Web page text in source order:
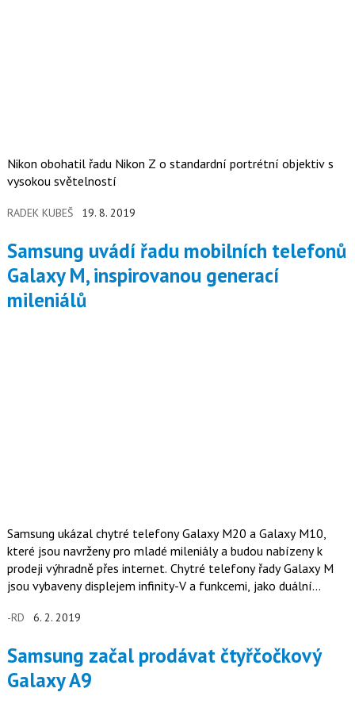
Nikon obohatil řadu Nikon Z o standardní portrétní objektiv s
vysokou světelností
RADEK KUBEŠ 19. 8. 2019
Samsung uvádí řadu mobilních telefonů
Galaxy M, inspirovanou generací
mileniálů
Samsung ukázal chytré telefony Galaxy M20 a Galaxy M10,
které jsou navrženy pro mladé mileniály a budou nabízeny k
prodeji výhradně přes internet. Chytré telefony řady Galaxy M
jsou vybaveny displejem infinity-V a funkcemi, jako duální
životností a nové uživatelské rozhraní Samsung Experience UX.
-RD 6. 2. 2019
Samsung začal prodávat čtyřčočkový
Galaxy A9